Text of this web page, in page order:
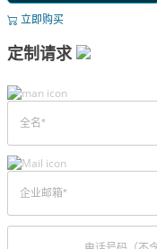
立即购买
定制请求